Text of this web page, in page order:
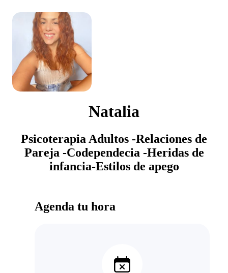
Natalia
Psicoterapia Adultos -Relaciones de
Pareja -Codependecia -Heridas de
infancia-Estilos de apego
Agenda tu hora